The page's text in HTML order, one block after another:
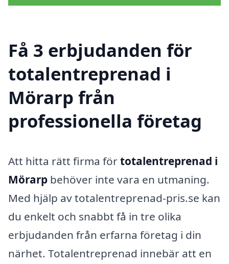
Få 3 erbjudanden för
totalentreprenad i
Mörarp från
professionella företag
Att hitta rätt firma förtotalentreprenad i
Mörarp behöver inte vara en utmaning.
Med hjälp av totalentreprenad-pris.se kan
du enkelt och snabbt få in tre olika
erbjudanden från erfarna företag i din
närhet. Totalentreprenad innebär att en